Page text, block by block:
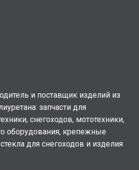
и поставщик изделий из
запчасти для
снегоходов, мототехники,
оборудования, крепежные
для снегоходов и изделия